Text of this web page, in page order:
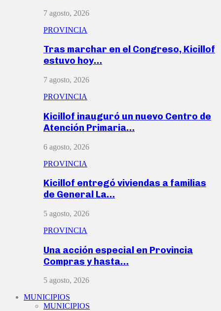
7 agosto, 2026
PROVINCIA
Tras marchar en el Congreso, Kicillof
estuvo hoy…
7 agosto, 2026
PROVINCIA
Kicillof inauguró un nuevo Centro de
Atención Primaria…
6 agosto, 2026
PROVINCIA
Kicillof entregó viviendas a familias
de General La…
5 agosto, 2026
PROVINCIA
Una acción especial en Provincia
Compras y hasta…
5 agosto, 2026
MUNICIPIOS
MUNICIPIOS